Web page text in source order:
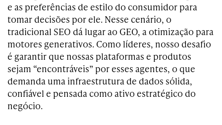
e as preferências de estilo do consumidor para
tomar decisões por ele. Nesse cenário, o
tradicional SEO dá lugar ao GEO, a otimização para
motores generativos. Como líderes, nosso desafio
é garantir que nossas plataformas e produtos
sejam “encontráveis” por esses agentes, o que
demanda uma infraestrutura de dados sólida,
confiável e pensada como ativo estratégico do
negócio.